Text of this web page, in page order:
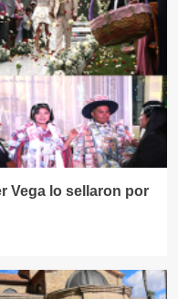
Vega lo sellaron por